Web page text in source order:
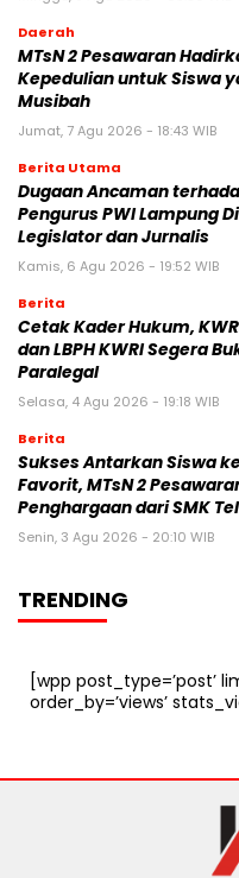
Daerah
MTsN 2 Pesawaran
Kepedulian untuk Siswa
Musibah
Jumat, 7 Agu 2026 - 18:43 WIB
Berita Utama
Dugaan Ancaman
Pengurus PWI Lampung
Legislator dan Jurnalis
Kamis, 6 Agu 2026 - 19:52 WIB
Berita
Cetak Kader Hukum,
dan LBPH KWRI Segera
Paralegal
Selasa, 4 Agu 2026 - 19:18 WIB
Berita
Sukses Antarkan Siswa
Favorit, MTsN 2
Penghargaan dari SMK
Senin, 3 Agu 2026 - 20:10 WIB
TRENDING
[wpp post_type=’post’
order_by=’views’